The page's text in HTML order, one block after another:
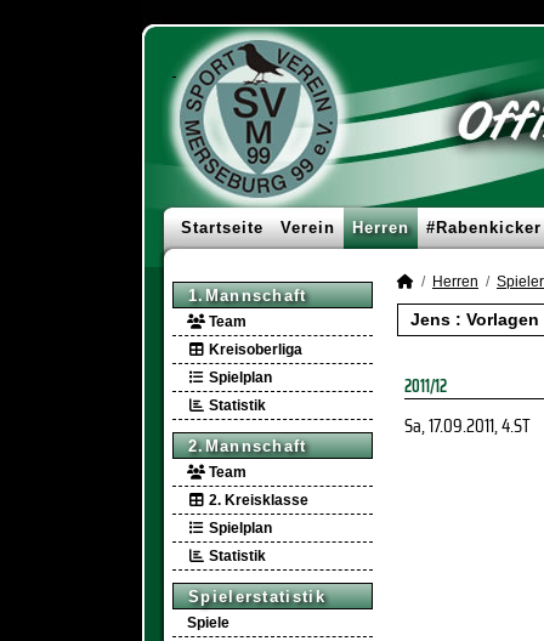
Startseite Verein Herren #Rabenkicker
1.Mannschaft
Team
Kreisoberliga
Spielplan
Statistik
2.Mannschaft
Team
2. Kreisklasse
Spielplan
Statistik
Spielerstatistik
Spiele
Herren
Jens :
2011/12
Sa, 17.09.2011, 4.ST